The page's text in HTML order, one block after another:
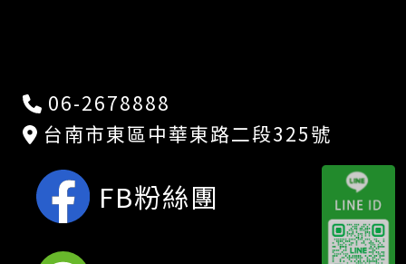
06-2678888
台南市東區中華東路二段325號
FB粉絲團